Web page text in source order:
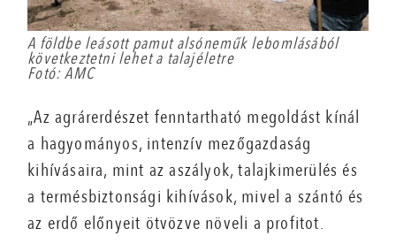
A földbe leásott pamut alsóneműk lebomlásából
következtetni lehet a talajéletre
Fotó: AMC
„Az agrárerdészet fenntartható megoldást kínál
a hagyományos, intenzív mezőgazdaság
kihívásaira, mint az aszályok, talajkimerülés és
a termésbiztonsági kihívások, mivel a szántó és
az erdő előnyeit ötvözve növeli a profitot.